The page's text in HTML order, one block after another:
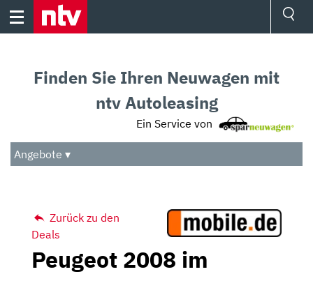
Skip
Audio
Das Beste
Finden Sie Ihren Neuwagen mit
ntv Autoleasing
Ein Service von
Angebote ▾
Zurück zu den
Deals
Peugeot 2008 im